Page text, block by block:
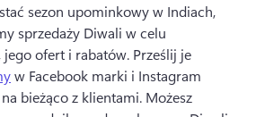
sezon upominkowy w Indiach,
sprzedaży Diwali w celu
ofert i rabatów. Prześlij je
w Facebook marki i Instagram
bieżąco z klientami. Możesz